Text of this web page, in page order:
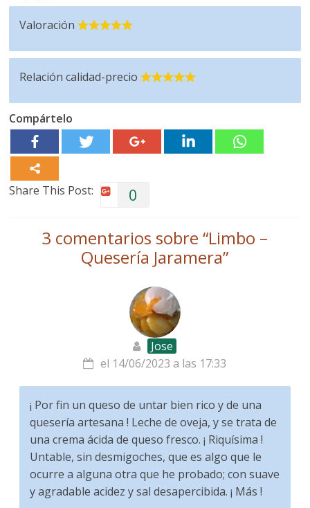
Valoración
Relación calidad-precio
Compártelo
Share This Post: 0
3 comentarios sobre “Limbo –
Quesería Jaramera”
Jose
el 14/06/2023 a las 17:33
¡ Por fin un queso de untar bien rico y de una
quesería artesana ! Leche de oveja, y se trata de
una crema ácida de queso fresco. ¡ Riquísima !
Untable, sin desmigoches, que es algo que le
ocurre a alguna otra que he probado; con suave
y agradable acidez y sal desapercibida. ¡ Más !